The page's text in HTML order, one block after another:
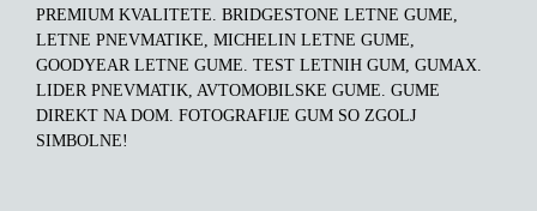
PREMIUM KVALITETE. BRIDGESTONE LETNE GUME,
LETNE PNEVMATIKE, MICHELIN LETNE GUME,
GOODYEAR LETNE GUME. TEST LETNIH GUM, GUMAX.
LIDER PNEVMATIK, AVTOMOBILSKE GUME. GUME
DIREKT NA DOM. FOTOGRAFIJE GUM SO ZGOLJ
SIMBOLNE!